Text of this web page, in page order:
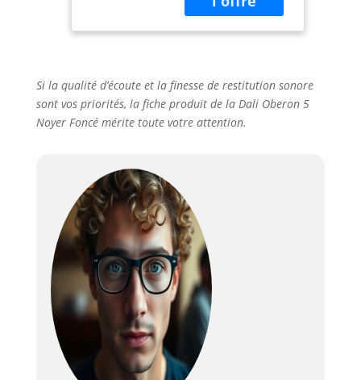
d'aigus OBERON
de 29 mm.
ses basses
incroyablement
profondes et
aigus aérés pour
tout type de
musique et de jeu.
Le tweeter avec sa
calotte en tissu
ultra légère de 29
mm de diamètre a
été spécialement
conçu pour la série
OBERON Le boîtier
de l'OBERON 5 est
Si la qualité d’écoute et la finesse de restitution sonore
sont vos priorités, la fiche produit de la Dali Oberon 5
Noyer Foncé mérite toute votre attention.